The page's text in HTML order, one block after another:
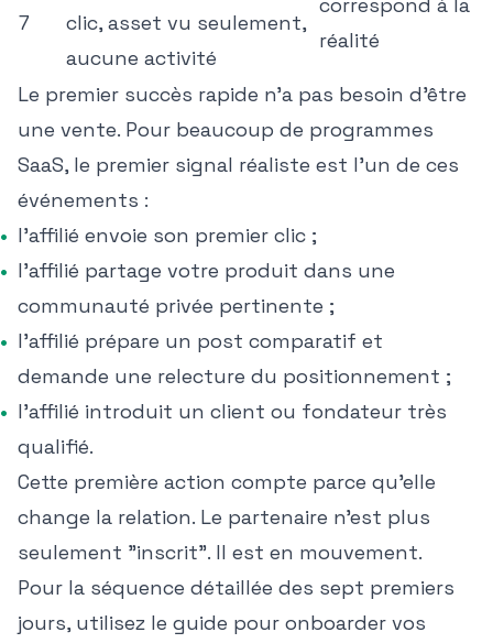
7
clic, asset vu seulement,
aucune activité
réalité
Le premier succès rapide n'a pas besoin d'être
une vente. Pour beaucoup de programmes
SaaS, le premier signal réaliste est l'un de ces
événements :
l'affilié envoie son premier clic ;
l'affilié partage votre produit dans une
communauté privée pertinente ;
l'affilié prépare un post comparatif et
demande une relecture du positionnement ;
l'affilié introduit un client ou fondateur très
qualifié.
Cette première action compte parce qu'elle
change la relation. Le partenaire n'est plus
seulement "inscrit". Il est en mouvement.
Pour la séquence détaillée des sept premiers
jours, utilisez le guide pour onboarder vos